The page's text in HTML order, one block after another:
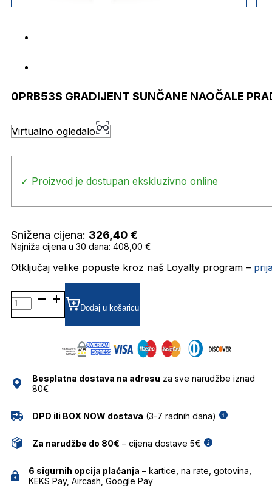
0PRB53S GRADIJENT SUNČANE NAOČALE
Virtualno ogledalo
✓ Proizvod je dostupan ekskluzivno online
Snižena cijena: 326,40 €
Najniža cijena u 30 dana: 408,00 €
Otključaj velike popuste kroz naš Loyalty program –
0PRB53S
GRADIJENT SUNČANE
NAOČALE
Dodaj u košaricu
Besplatna dostava na adresu za sve narudžbe iznad
80€
DPD ili BOX NOW dostava (3-7 radnih dana)
Za narudžbe do 80€ – cijena dostave 5€
6 sigurnih opcija plaćanja – kartice, na rate, gotovina,
KEKS Pay, Aircash, Google Pay